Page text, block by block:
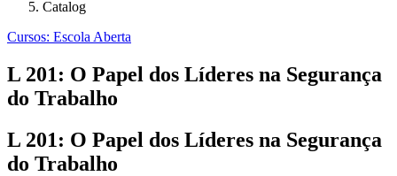
Catalog
Cursos: Escola Aberta
L 201: O Papel dos Líderes na Segurança
do Trabalho
L 201: O Papel dos Líderes na Segurança
do Trabalho